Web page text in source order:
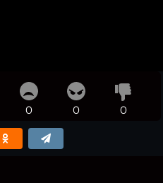
0 0 0